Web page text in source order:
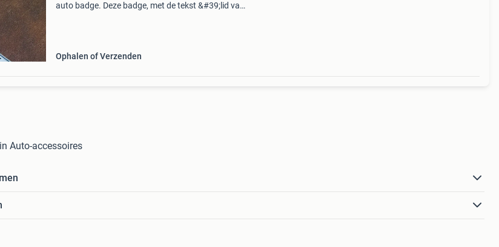
auto badge. Deze badge, met de tekst &#39;lid van
Ophalen of Verzenden
Auto-accessoires